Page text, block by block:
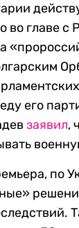
во главе
его
заявил,
по